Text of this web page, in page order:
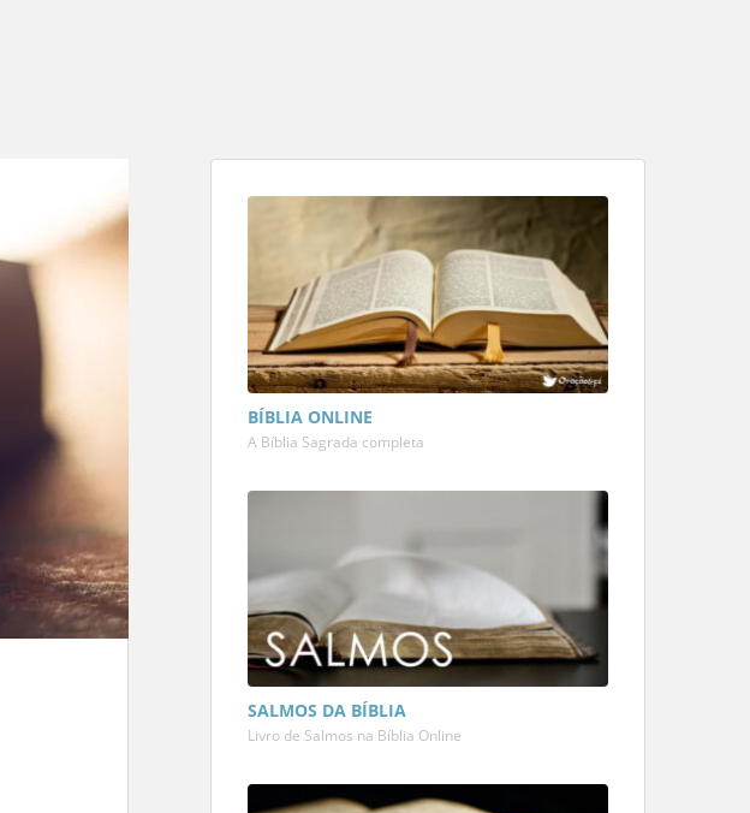
BÍBLIA ONLINE
A Bíblia Sagrada completa
SALMOS DA BÍBLIA
Livro de Salmos na Bíblia Online